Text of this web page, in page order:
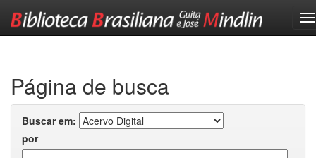
Página de busca
Buscar em:
por